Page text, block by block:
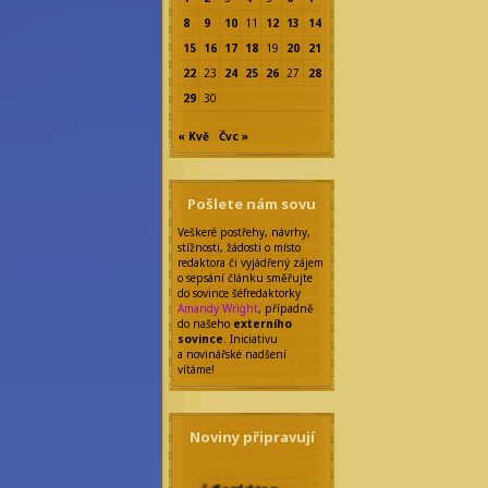
8
9 10 11 12 13
14
15 16 17 18 19 20
21
22 23 24 25 26 27
28
29 30
« Kvě Čvc »
Pošlete nám sovu
Veškeré postřehy, návrhy,
stížnosti, žádosti o místo
redaktora či vyjádřený zájem
o sepsání článku směřujte
do sovince šéfredaktorky
Amandy Wright, případně
do našeho externího
sovince. Iniciativu
a novinářské nadšení
vítáme!
Noviny připravují
Šéfredaktor: